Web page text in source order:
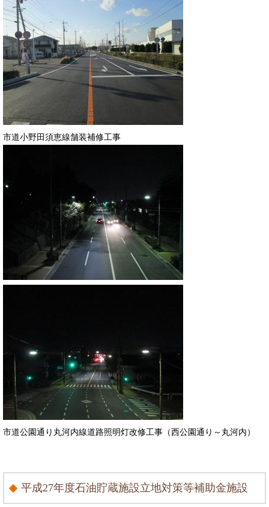
市道小野田須恵線舗装補修工事
市道公園通り丸河内線道路照明灯改修工事（西公園通り～丸河内）
平成27年度石油貯蔵施設立地対策等補助金施設